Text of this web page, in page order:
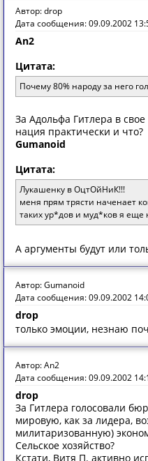
Автор: drop
Дата сообщения: 09.09.2002
An2
Цитата:
Почему 80% народу за него
За Адольфа Гитлера в
нация практически и что?
Gumanoid
Цитата:
Лукашенку в ОцтОйНиК!!!
меня прям трясти наченает
таких ур*дов и муд*ков я еще
А аргументы будут или
Автор: Gumanoid
Дата сообщения: 09.09.2002
drop
только эмоции, незнаю
Автор: An2
Дата сообщения: 09.09.2002
drop
За Гитлера голосовали
мировую, как за лидера,
милитаризованную)
Сельское хозяйство?
Кстати, Витя П. активно